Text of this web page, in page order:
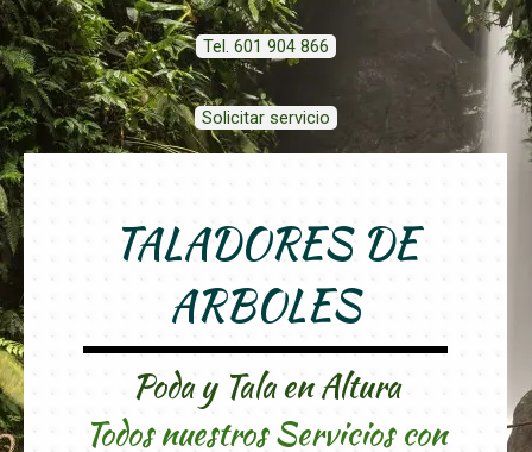
Tel. 601 904 866
Solicitar servicio
TALADORES DE
ARBOLES
Poda y Tala en Altura
Todos nuestros Servicios con